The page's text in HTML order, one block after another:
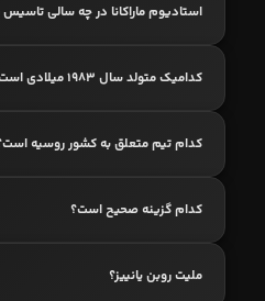
استادیوم ماراکانا در چه سالی
کدامیک متولد سال 1983 میلادی است؟
کدام تیم متعلق به کشور روسیه
کدام گزینه صحیح است؟
ملیت روبن یانییز؟